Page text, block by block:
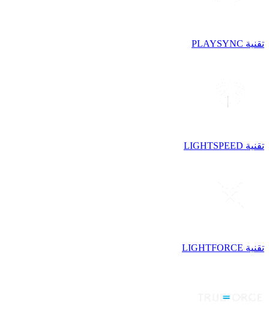
تقنية PLAYSYNC
تقنية LIGHTSPEED
تقنية LIGHTFORCE